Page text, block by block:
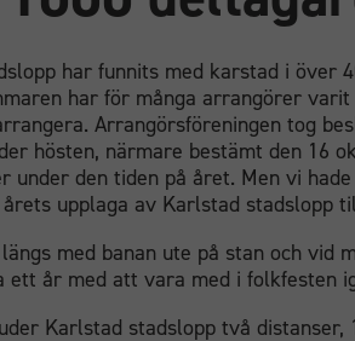
har funnits med karstad i över
har för många arrangörer
Arrangörsföreningen tog
hösten, närmare bestämt den 16
under den tiden på året. Men vi
upplaga av Karlstad stadslopp
med banan ute på stan och
ett år med att vara med i folkfesten
Karlstad stadslopp två